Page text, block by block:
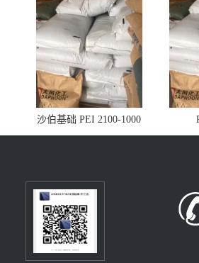
沙伯基础 PEI 2100-1000